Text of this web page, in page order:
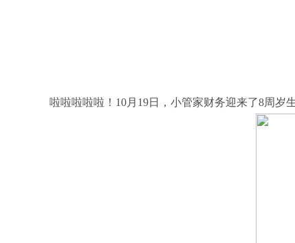
啦啦啦啦啦！10月19日，小管家财务迎来了8周岁